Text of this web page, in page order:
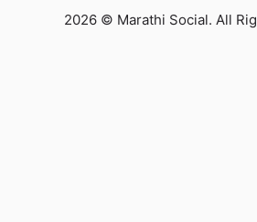
2026 © Marathi Social. All